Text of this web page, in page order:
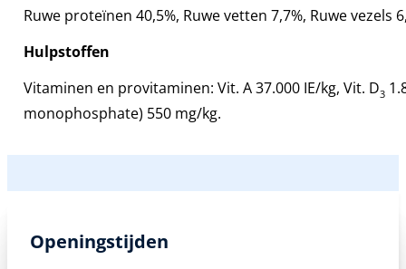
Ruwe proteïnen 40,5%, Ruwe vetten 7,7%, Ruwe vezels
Hulpstoffen
Vitaminen en provitaminen: Vit. A 37.000 IE/kg, Vit. D3
monophosphate) 550 mg/kg.
Openingstijden